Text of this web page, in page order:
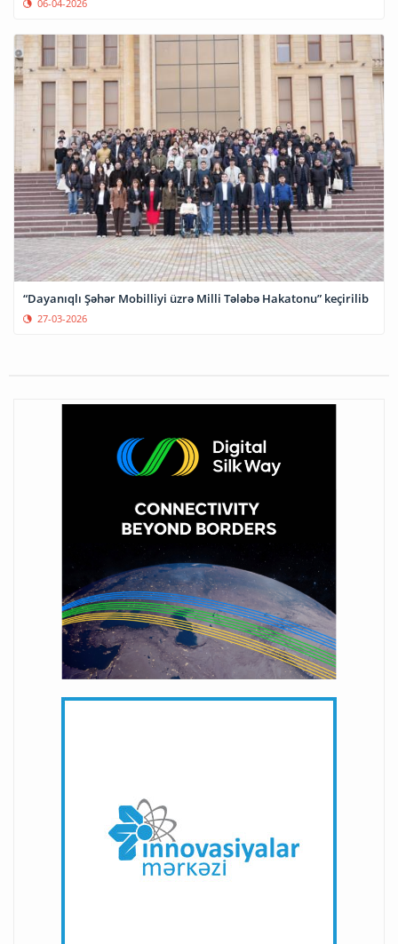
06-04-2026
“Dayanıqlı Şəhər Mobilliyi üzrə Milli Tələbə Hakatonu” keçirilib
27-03-2026